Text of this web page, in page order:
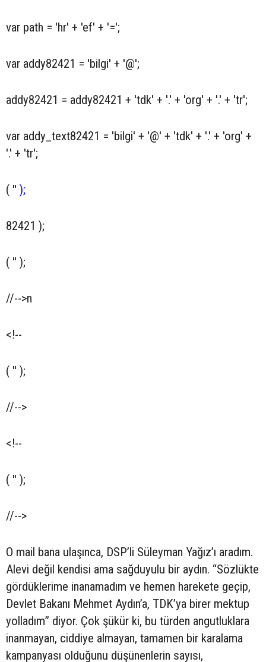
var path = 'hr' + 'ef' + '=';
var addy82421 = 'bilgi' + '@';
addy82421 = addy82421 + 'tdk' + '.' + 'org' + '.' + 'tr';
var addy_text82421 = 'bilgi' + '@' + 'tdk' + '.' + 'org' +
'.' + 'tr';
( '' );
82421 );
( '' );
//-->n
<!--
( '' );
//-->
<!--
( '' );
//-->
O mail bana ulaşınca, DSP’li Süleyman Yağız’ı aradım.
Alevi değil kendisi ama sağduyulu bir aydın. “Sözlükte
gördüklerime inanamadım ve hemen harekete geçip,
Devlet Bakanı Mehmet Aydın’a, TDK’ya birer mektup
yolladım” diyor. Çok şükür ki, bu türden angutluklara
inanmayan, ciddiye almayan, tamamen bir karalama
kampanyası olduğunu düşünenlerin sayısı,